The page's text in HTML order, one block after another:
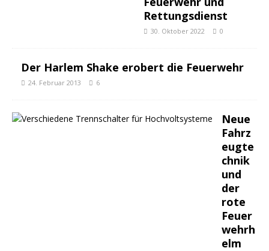
Rettungsdienst
30. Oktober 2022 0
Der Harlem Shake erobert die Feuerwehr
24. Februar 2013 6
Neue
Fahrz
eugte
chnik
und
der
rote
Feuer
wehrh
elm